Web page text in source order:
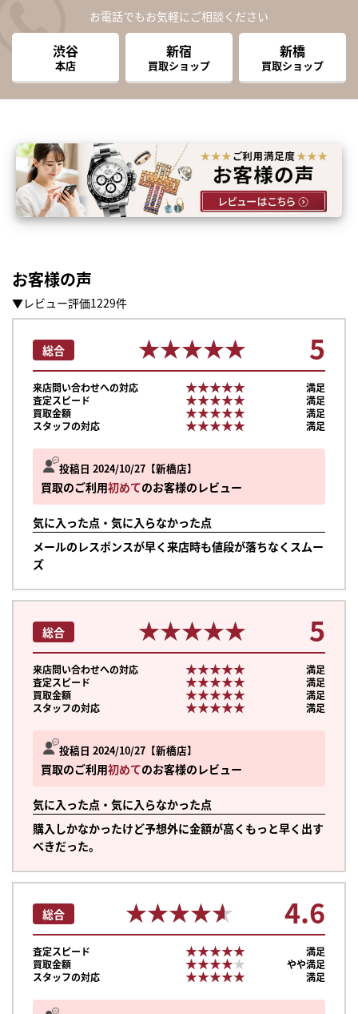
お電話でもお気軽にご相談ください
渋谷
本店
新宿
買取ショップ
新橋
買取ショップ
お客様の声
▼レビュー評価1229件
投稿日 2024/10/27 新橋店
買取のご利用初めてのお客様のレビュー
気に入った点・気に入らなかった点
メールのレスポンスが早く来店時も値段が落ちなくスムー
ズ
総合 ★★★★★
★★★★★ 5
来店問い合わせへの対応 ★★★★★
★★★★★
満足
査定スピード
★★★★★
★★★★★
満足
買取金額
★★★★★
★★★★★
満足
スタッフの対応
★★★★★
★★★★★ 満足
投稿日 2024/10/27 新橋店
買取のご利用初めてのお客様のレビュー
気に入った点・気に入らなかった点
購入しかなかったけど予想外に金額が高くもっと早く出す
べきだった。
総合 ★★★★★
★★★★★ 5
来店問い合わせへの対応 ★★★★★
★★★★★
満足
査定スピード
★★★★★
★★★★★
満足
買取金額
★★★★★
★★★★★
満足
スタッフの対応
★★★★★
★★★★★ 満足
総合 ★★★★★
★★★★★ 4.6
査定スピード ★★★★★
★★★★★
満足
買取金額
★★★★★
★★★★★
やや満足
スタッフの対応
★★★★★
★★★★★ 満足
まずは